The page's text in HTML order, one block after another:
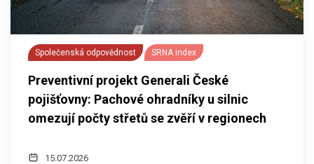
Společenská odpovědnost SRNA index
Preventivní projekt Generali České
pojišťovny: Pachové ohradníky u silnic
omezují počty střetů se zvěří v regionech
15.07.2026